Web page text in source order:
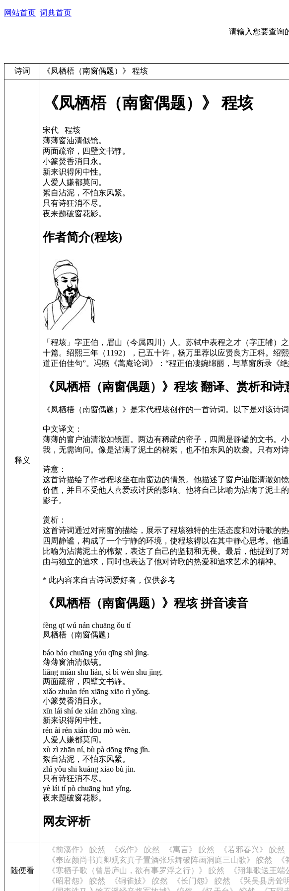
网站首页 词典首页
请输入您要查询
诗词 《凤栖梧（南窗偶题）》 程垓
释义
《凤栖梧（南窗偶题）》 程垓
宋代 程垓
薄薄窗油清似镜。
两面疏帘，四壁文书静。
小篆焚香消日永。
新来识得闲中性。
人爱人嫌都莫问。
絮自沾泥，不怕东风紧。
只有诗狂消不尽。
夜来题破窗花影。
作者简介(程垓)
「程垓」字正伯，眉山（今属四川）人。苏轼中表程之才（字正辅
十篇。绍熙三年（1192），已五十许，杨万里荐以应贤良方正科。绍
道正伯佳句”。冯煦《蒿庵论词》：“程正伯凄婉绵丽，与草窗所录《
《凤栖梧（南窗偶题）》程垓 翻译、赏析和诗
《凤栖梧（南窗偶题）》是宋代程垓创作的一首诗词。以下是对该诗
中文译文：
薄薄的窗户油清澈如镜面。两边有稀疏的帘子，四周是静谧的文书。
我，无需询问。像是沾满了泥土的棉絮，也不怕东风的吹袭。只有对
诗意：
这首诗描绘了作者程垓坐在南窗边的情景。他描述了窗户油脂清澈如
价值，并且不受他人喜爱或讨厌的影响。他将自己比喻为沾满了泥土
影子。
赏析：
这首诗词通过对南窗的描绘，展示了程垓独特的生活态度和对诗歌的
四周静谧，构成了一个宁静的环境，使程垓得以在其中静心思考。他
比喻为沾满泥土的棉絮，表达了自己的坚韧和无畏。最后，他提到了
由与独立的追求，同时也表达了他对诗歌的热爱和追求艺术的精神。
* 此内容来自古诗词爱好者，仅供参考
《凤栖梧（南窗偶题）》程垓 拼音读音
fèng qī wú nán chuāng ǒu tí
凤栖梧（南窗偶题）
báo báo chuāng yóu qīng shì jìng.
薄薄窗油清似镜。
liǎng miàn shū lián, sì bì wén shū jìng.
两面疏帘，四壁文书静。
xiǎo zhuàn fén xiāng xiāo rì yǒng.
小篆焚香消日永。
xīn lái shí de xián zhōng xìng.
新来识得闲中性。
rén ài rén xián dōu mò wèn.
人爱人嫌都莫问。
xù zì zhān ní, bù pà dōng fēng jǐn.
絮自沾泥，不怕东风紧。
zhǐ yǒu shī kuáng xiāo bù jìn.
只有诗狂消不尽。
yè lái tí pò chuāng huā yǐng.
夜来题破窗花影。
网友评析
随便看
《前溪作》 皎然 《戏作》 皎然 《寓言》 皎然 《若邪春兴》 皎然
《奉应颜尚书真卿观玄真子置酒张乐舞破阵画洞庭三山歌》 皎然
《寒栖子歌（曾居庐山，欲有事罗浮之行）》 皎然
《翔隼歌送王端
《昭君怨》 皎然
《铜雀妓》 皎然 《长门怨》 皎然 《哭吴县房耸